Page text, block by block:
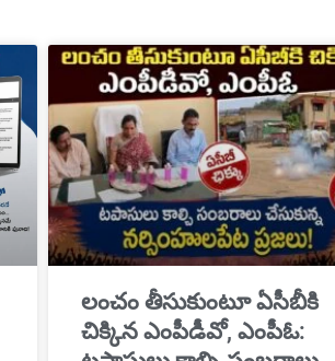
​లంచం తీసుకుంటూ ఏసీబీకి
చిక్కిన ఎంపీడీవో, ఎంపీఓ: